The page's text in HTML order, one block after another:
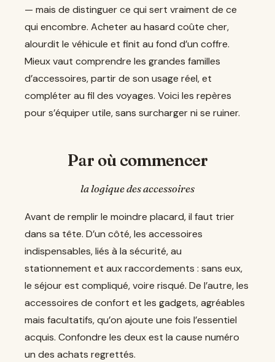
— mais de distinguer ce qui sert vraiment de ce
qui encombre. Acheter au hasard coûte cher,
alourdit le véhicule et finit au fond d’un coffre.
Mieux vaut comprendre les grandes familles
d’accessoires, partir de son usage réel, et
compléter au fil des voyages. Voici les repères
pour s’équiper utile, sans surcharger ni se ruiner.
Par où commencer
la logique des accessoires
Avant de remplir le moindre placard, il faut trier
dans sa tête. D’un côté, les accessoires
indispensables, liés à la sécurité, au
stationnement et aux raccordements : sans eux,
le séjour est compliqué, voire risqué. De l’autre, les
accessoires de confort et les gadgets, agréables
mais facultatifs, qu’on ajoute une fois l’essentiel
acquis. Confondre les deux est la cause numéro
un des achats regrettés.